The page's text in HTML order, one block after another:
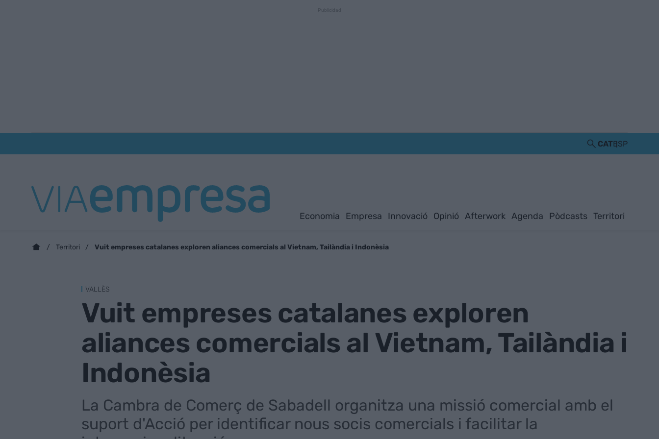
CATESP
Economia Empresa Innovació Opinió Afterwork Agenda Pòdcasts Territori
Territori Vuit empreses catalanes exploren aliances comercials al Vietnam, Tailàndia i Indonèsia
VALLÈS
Vuit empreses catalanes exploren
aliances comercials al Vietnam, Tailàndia i
Indonèsia
La Cambra de Comerç de Sabadell organitza una missió comercial amb el
suport d'Acció per identificar nous socis comercials i facilitar la